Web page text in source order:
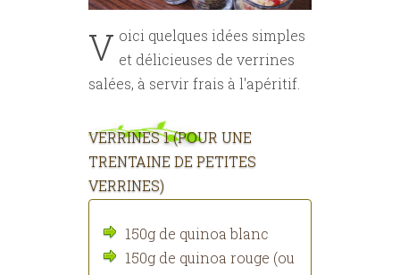
V oici quelques idées simples
et délicieuses de verrines
salées, à servir frais à l'apéritif.
VERRINES 1 (POUR UNE
TRENTAINE DE PETITES
VERRINES)
150g de quinoa blanc
150g de quinoa rouge (ou